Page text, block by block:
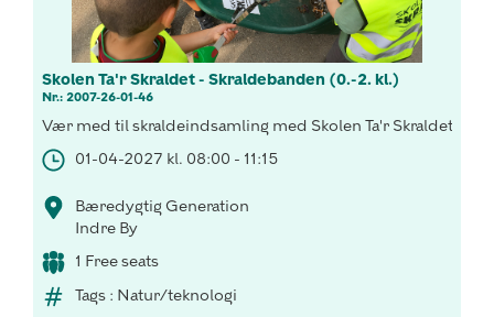
Skolen Ta'r Skraldet - Skraldebanden (0.-2. kl.)
Nr.: 2007-26-01-46
Vær med til skraldeindsamling med Skolen Ta'r Skraldets
01-04-2027 kl. 08:00 - 11:15
Bæredygtig Generation
Indre By
1 Free seats
Tags : Natur/teknologi